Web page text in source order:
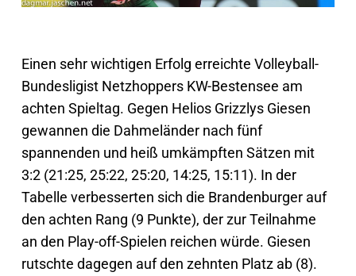
Einen sehr wichtigen Erfolg erreichte Volleyball-
Bundesligist Netzhoppers KW-Bestensee am
achten Spieltag. Gegen Helios Grizzlys Giesen
gewannen die Dahmeländer nach fünf
spannenden und heiß umkämpften Sätzen mit
3:2 (21:25, 25:22, 25:20, 14:25, 15:11). In der
Tabelle verbesserten sich die Brandenburger auf
den achten Rang (9 Punkte), der zur Teilnahme
an den Play-off-Spielen reichen würde. Giesen
rutschte dagegen auf den zehnten Platz ab (8).